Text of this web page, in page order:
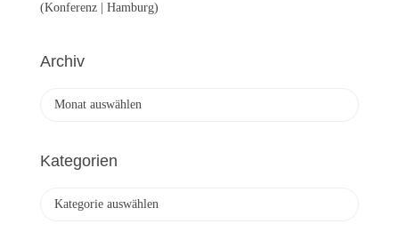
(Konferenz | Hamburg)
Archiv
h
Kategorien